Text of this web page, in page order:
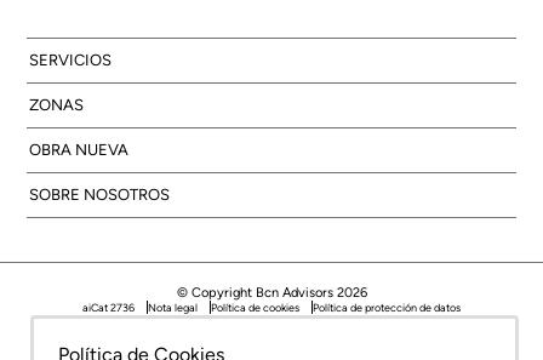
SERVICIOS
ZONAS
OBRA NUEVA
SOBRE NOSOTROS
© Copyright Bcn Advisors 2026
aiCat 2736 Nota legal Política de cookies Política de protección de datos
Política de Cookies